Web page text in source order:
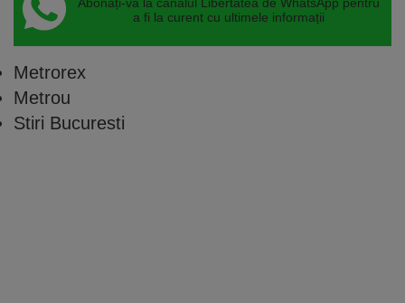
a fi la curent cu ultimele informații
Metrorex
Metrou
Stiri Bucuresti